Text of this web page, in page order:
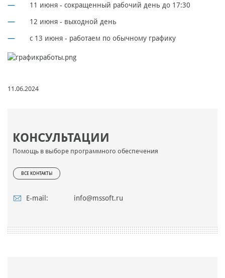
КОНСУЛЬТАЦИИ
Помощь в выборе программного обеспечения
ВСЕ КОНТАКТЫ
E-mail: info@mssoft.ru
11 июня - сокращенный рабочий день до 17:30
12 июня - выходной день
с 13 июня - работаем по обычному графику
11.06.2024